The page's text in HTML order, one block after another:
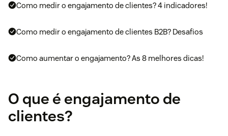
Como medir o engajamento de clientes? 4 indicadores!
Como medir o engajamento de clientes B2B? Desafios
Como aumentar o engajamento? As 8 melhores dicas!
O que é engajamento de
clientes?